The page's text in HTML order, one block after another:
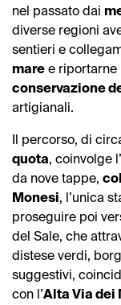
nel passato dai
diverse regioni
sentieri e
mare e riportarne
conservazione
artigianali.
Il percorso, di
quota, coinvolge
da nove tappe,
Monesi, l’unica
proseguire poi
del Sale, che
distese verdi,
suggestivi,
con l’Alta Via dei